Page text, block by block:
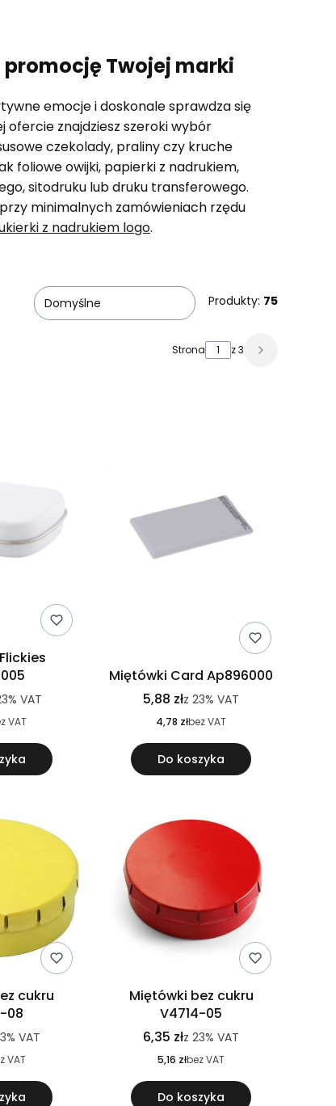
Twojej marki
emocje i doskonale sprawdza się
znajdziesz szeroki wybór
czekolady, praliny czy kruche
foliowe owijki, papierki z nadrukiem,
sitodruku lub druku transferowego.
minimalnych zamówieniach rzędu
z nadrukiem logo.
Domyślne Produkty: 75
Strona z 3
VAT
VAT
Miętówki Card Ap896000
5,88 złz23% VAT
4,78 złbez VAT
Do koszyka
cukru
08
VAT
VAT
Miętówki bez cukru
V4714-05
6,35 złz23% VAT
5,16 złbez VAT
Do koszyka